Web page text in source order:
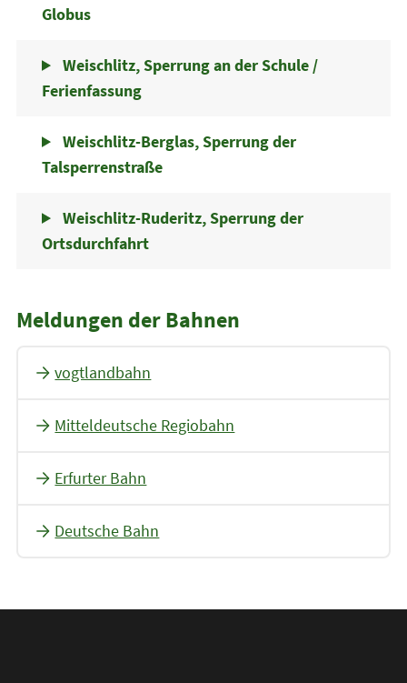
Globus
Weischlitz, Sperrung an der Schule /
Ferienfassung
Weischlitz-Berglas, Sperrung der
Talsperrenstraße
Weischlitz-Ruderitz, Sperrung der
Ortsdurchfahrt
Meldungen der Bahnen
vogtlandbahn
Mitteldeutsche Regiobahn
Erfurter Bahn
Deutsche Bahn